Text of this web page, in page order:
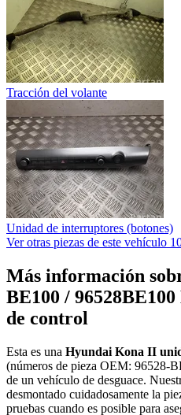
Tracción del volante
Unidad de interruptores (botones)
Ver otras piezas de este vehículo
Más información
BE100 /
de control
Esta es una Hyundai Kona II
(números de pieza OEM: 96528-
de un vehículo de desguace.
desmontado cuidadosamente la
pruebas cuando es posible para